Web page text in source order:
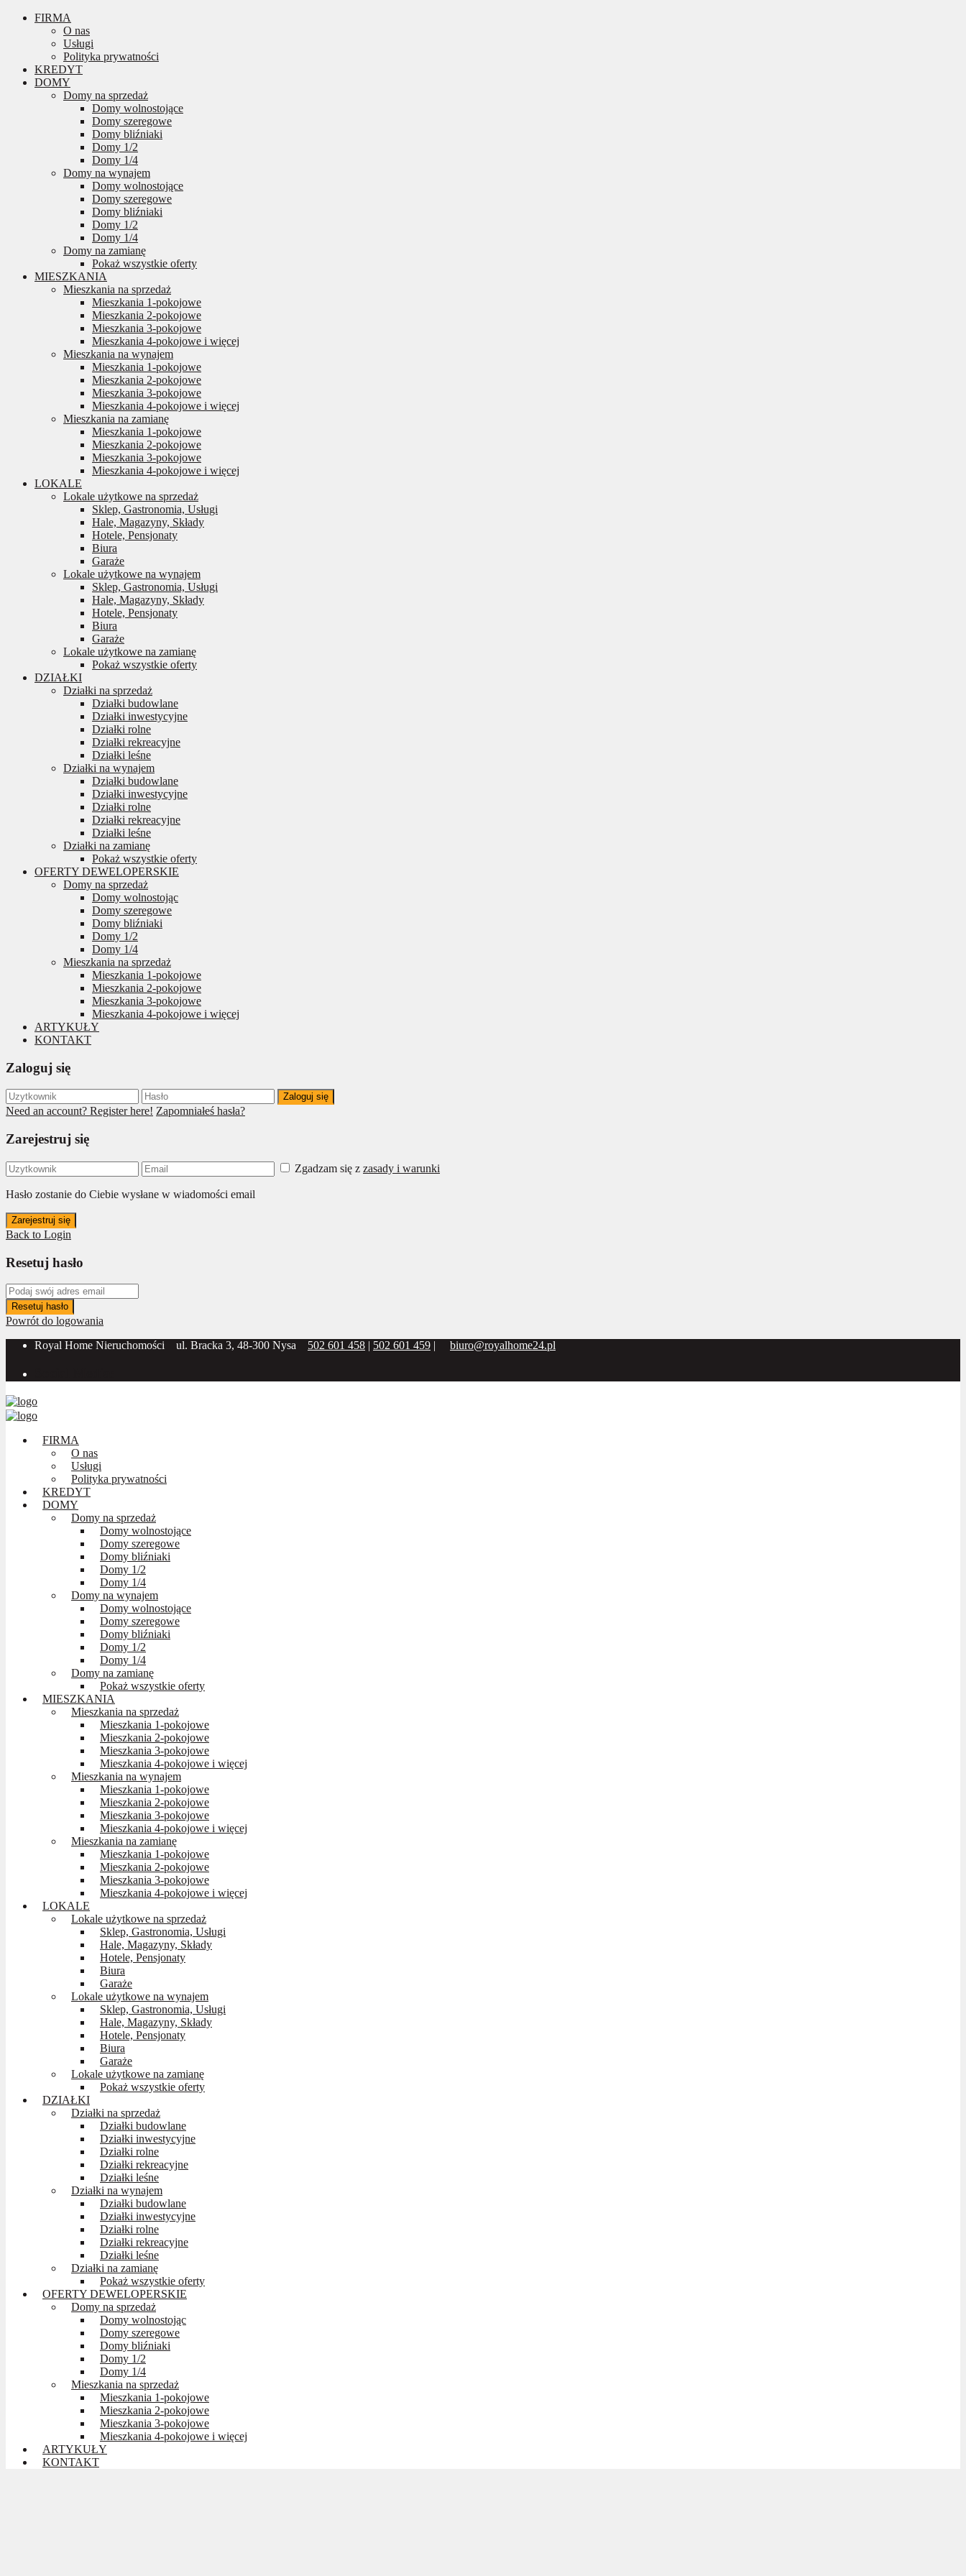
FIRMA
O nas
Usługi
Polityka prywatności
KREDYT
DOMY
Domy na sprzedaż
Domy wolnostojące
Domy szeregowe
Domy bliźniaki
Domy 1/2
Domy 1/4
Domy na wynajem
Domy wolnostojące
Domy szeregowe
Domy bliźniaki
Domy 1/2
Domy 1/4
Domy na zamianę
Pokaż wszystkie oferty
MIESZKANIA
Mieszkania na sprzedaż
Mieszkania 1-pokojowe
Mieszkania 2-pokojowe
Mieszkania 3-pokojowe
Mieszkania 4-pokojowe i więcej
Mieszkania na wynajem
Mieszkania 1-pokojowe
Mieszkania 2-pokojowe
Mieszkania 3-pokojowe
Mieszkania 4-pokojowe i więcej
Mieszkania na zamianę
Mieszkania 1-pokojowe
Mieszkania 2-pokojowe
Mieszkania 3-pokojowe
Mieszkania 4-pokojowe i więcej
LOKALE
Lokale użytkowe na sprzedaż
Sklep, Gastronomia, Usługi
Hale, Magazyny, Składy
Hotele, Pensjonaty
Biura
Garaże
Lokale użytkowe na wynajem
Sklep, Gastronomia, Usługi
Hale, Magazyny, Składy
Hotele, Pensjonaty
Biura
Garaże
Lokale użytkowe na zamianę
Pokaż wszystkie oferty
DZIAŁKI
Działki na sprzedaż
Działki budowlane
Działki inwestycyjne
Działki rolne
Działki rekreacyjne
Działki leśne
Działki na wynajem
Działki budowlane
Działki inwestycyjne
Działki rolne
Działki rekreacyjne
Działki leśne
Działki na zamianę
Pokaż wszystkie oferty
OFERTY DEWELOPERSKIE
Domy na sprzedaż
Domy wolnostojąc
Domy szeregowe
Domy bliźniaki
Domy 1/2
Domy 1/4
Mieszkania na sprzedaż
Mieszkania 1-pokojowe
Mieszkania 2-pokojowe
Mieszkania 3-pokojowe
Mieszkania 4-pokojowe i więcej
ARTYKUŁY
KONTAKT
Zaloguj się
Zaloguj się
Need an account? Register here! Zapomniałeś hasła?
Zarejestruj się
Zgadzam się z zasady i warunki
Hasło zostanie do Ciebie wysłane w wiadomości email
Zarejestruj się
Back to Login
Resetuj hasło
Resetuj hasło
Powrót do logowania
Royal Home Nieruchomości
ul. Bracka 3, 48-300 Nysa 502 601 458 | 502 601 459 | biuro@royalhome24.pl
FIRMA
O nas
Usługi
Polityka prywatności
KREDYT
DOMY
Domy na sprzedaż
Domy wolnostojące
Domy szeregowe
Domy bliźniaki
Domy 1/2
Domy 1/4
Domy na wynajem
Domy wolnostojące
Domy szeregowe
Domy bliźniaki
Domy 1/2
Domy 1/4
Domy na zamianę
Pokaż wszystkie oferty
MIESZKANIA
Mieszkania na sprzedaż
Mieszkania 1-pokojowe
Mieszkania 2-pokojowe
Mieszkania 3-pokojowe
Mieszkania 4-pokojowe i więcej
Mieszkania na wynajem
Mieszkania 1-pokojowe
Mieszkania 2-pokojowe
Mieszkania 3-pokojowe
Mieszkania 4-pokojowe i więcej
Mieszkania na zamianę
Mieszkania 1-pokojowe
Mieszkania 2-pokojowe
Mieszkania 3-pokojowe
Mieszkania 4-pokojowe i więcej
LOKALE
Lokale użytkowe na sprzedaż
Sklep, Gastronomia, Usługi
Hale, Magazyny, Składy
Hotele, Pensjonaty
Biura
Garaże
Lokale użytkowe na wynajem
Sklep, Gastronomia, Usługi
Hale, Magazyny, Składy
Hotele, Pensjonaty
Biura
Garaże
Lokale użytkowe na zamianę
Pokaż wszystkie oferty
DZIAŁKI
Działki na sprzedaż
Działki budowlane
Działki inwestycyjne
Działki rolne
Działki rekreacyjne
Działki leśne
Działki na wynajem
Działki budowlane
Działki inwestycyjne
Działki rolne
Działki rekreacyjne
Działki leśne
Działki na zamianę
Pokaż wszystkie oferty
OFERTY DEWELOPERSKIE
Domy na sprzedaż
Domy wolnostojąc
Domy szeregowe
Domy bliźniaki
Domy 1/2
Domy 1/4
Mieszkania na sprzedaż
Mieszkania 1-pokojowe
Mieszkania 2-pokojowe
Mieszkania 3-pokojowe
Mieszkania 4-pokojowe i więcej
ARTYKUŁY
KONTAKT